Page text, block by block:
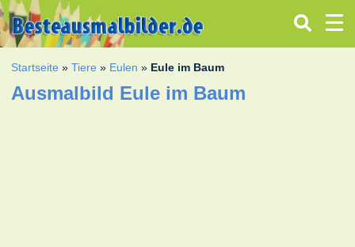
Startseite »Tiere » Eulen » Eule im Baum
Ausmalbild Eule im Baum